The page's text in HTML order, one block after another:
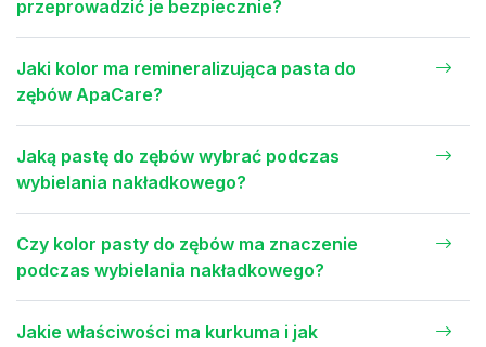
przeprowadzić je bezpiecznie?
Jaki kolor ma remineralizująca pasta do
zębów ApaCare?
Jaką pastę do zębów wybrać podczas
wybielania nakładkowego?
Czy kolor pasty do zębów ma znaczenie
podczas wybielania nakładkowego?
Jakie właściwości ma kurkuma i jak